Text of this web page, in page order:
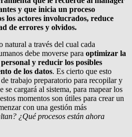
y que inicia un proceso
los actores involucrados, reduce
de errores y olvidos.
natural a través del cual cada
debe moverse para optimizar la
y reducir los posibles
de los datos. Es cierto que esto
trabajo preparatorio para recopilar y
cargará al sistema, para mapear los
momentos son útiles para crear un
con una gestión más
¿Qué procesos están ahora